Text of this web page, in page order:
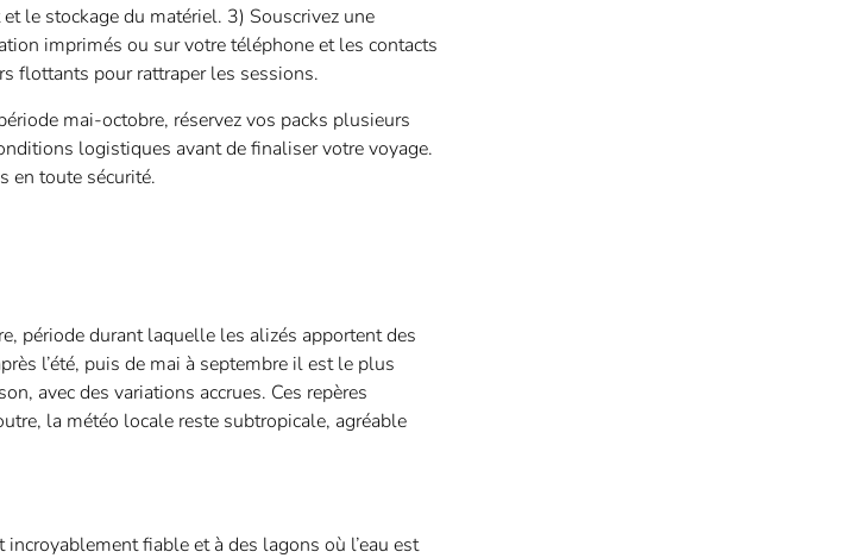
le stockage du matériel. 3) Souscrivez une
imprimés ou sur votre téléphone et les contacts
flottants pour rattraper les sessions.
mai-octobre, réservez vos packs plusieurs
logistiques avant de finaliser votre voyage.
en toute sécurité.
période durant laquelle les alizés apportent des
l’été, puis de mai à septembre il est le plus
avec des variations accrues. Ces repères
la météo locale reste subtropicale, agréable
fiable et à des lagons où l’eau est